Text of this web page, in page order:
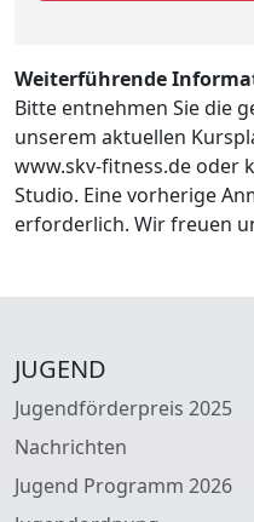
Weiterführende
Bitte entnehmen Sie die
unserem aktuellen
www.skv-fitness.de oder
Studio. Eine vorherige
erforderlich. Wir freuen
JUGEND
Jugendförderpreis 2025
Nachrichten
Jugend Programm 2026